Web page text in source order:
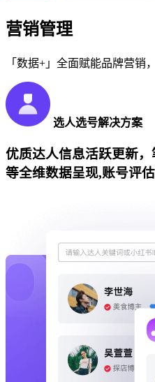
营销管理
「数据+」全面赋能品牌营销
选人选号解决方案
优质达人信息活跃更新
等全维数据呈现,账号评